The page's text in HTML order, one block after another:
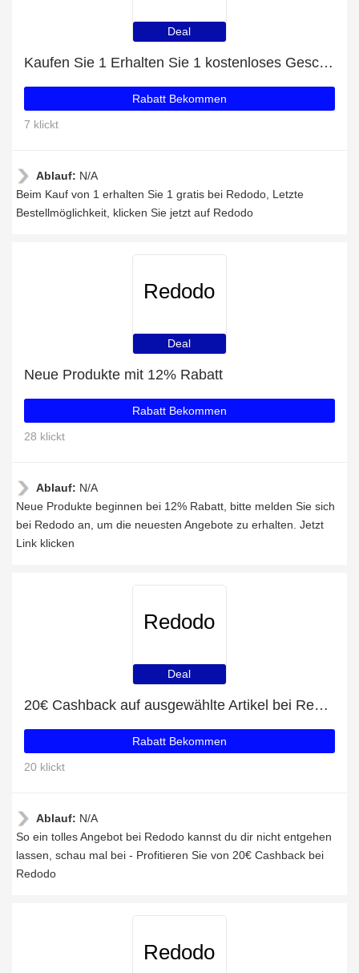
Deal
Kaufen Sie 1 Erhalten Sie 1 kostenloses Geschenk auf ausgewählte Artikel
Rabatt Bekommen
7 klickt
Ablauf: N/A
Beim Kauf von 1 erhalten Sie 1 gratis bei Redodo, Letzte
Bestellmöglichkeit, klicken Sie jetzt auf Redodo
Redodo
Deal
Neue Produkte mit 12% Rabatt
Rabatt Bekommen
28 klickt
Ablauf: N/A
Neue Produkte beginnen bei 12% Rabatt, bitte melden Sie sich
bei Redodo an, um die neuesten Angebote zu erhalten. Jetzt
Link klicken
Redodo
Deal
20€ Cashback auf ausgewählte Artikel bei Redodo
Rabatt Bekommen
20 klickt
Ablauf: N/A
So ein tolles Angebot bei Redodo kannst du dir nicht entgehen
lassen, schau mal bei - Profitieren Sie von 20€ Cashback bei
Redodo
Redodo